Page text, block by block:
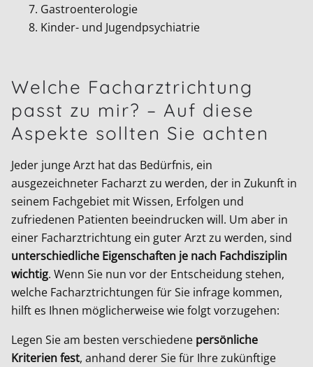
Gastroenterologie
Kinder- und Jugendpsychiatrie
Welche Facharztrichtung
passt zu mir? – Auf diese
Aspekte sollten Sie achten
Jeder junge Arzt hat das Bedürfnis, ein
ausgezeichneter Facharzt zu werden, der in Zukunft in
seinem Fachgebiet mit Wissen, Erfolgen und
zufriedenen Patienten beeindrucken will. Um aber in
einer Facharztrichtung ein guter Arzt zu werden, sind
unterschiedliche Eigenschaften je nach Fachdisziplin
wichtig. Wenn Sie nun vor der Entscheidung stehen,
welche Facharztrichtungen für Sie infrage kommen,
hilft es Ihnen möglicherweise wie folgt vorzugehen:
Legen Sie am besten verschiedene persönliche
Kriterien fest, anhand derer Sie für Ihre zukünftige